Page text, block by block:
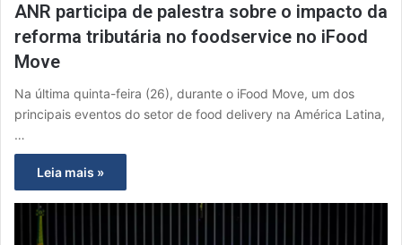
ANR participa de palestra sobre o impacto da
reforma tributária no foodservice no iFood
Move
Na última quinta-feira (26), durante o iFood Move, um dos
principais eventos do setor de food delivery na América Latina,
…
Leia mais »